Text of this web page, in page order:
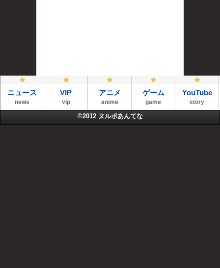
ニュース
news
VIP
vip
アニメ
anime
ゲーム
game
YouTube
story
©2012 ヌルポあんてな